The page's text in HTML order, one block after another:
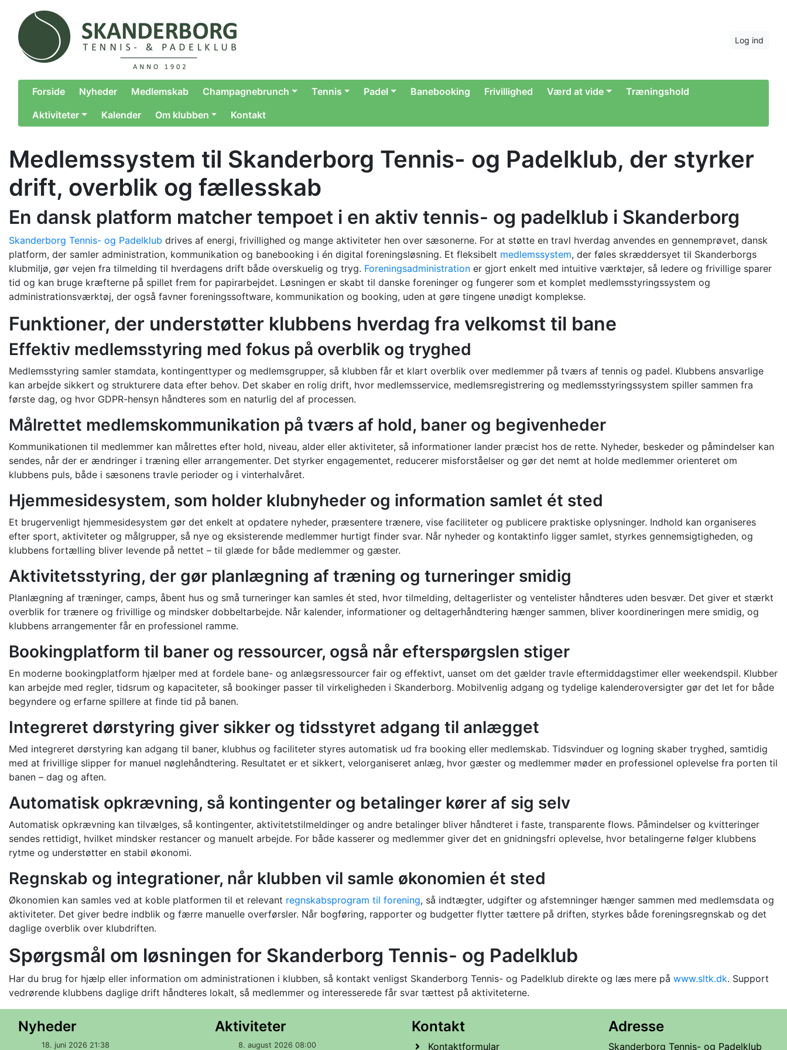
Log ind
Forside Nyheder Medlemskab Champagnebrunch Tennis Padel Banebooking Frivillighed Værd at vide
Træningshold
Aktiviteter
Kalender Om klubben Kontakt
Medlemssystem til Skanderborg Tennis- og Padelklub, der styrker
drift, overblik og fællesskab
En dansk platform matcher tempoet i en aktiv tennis- og padelklub i Skanderborg
Skanderborg Tennis- og Padelklub drives af energi, frivillighed og mange aktiviteter hen over sæsonerne. For at støtte en travl hverdag anvendes en gennemprøvet, dansk
platform, der samler administration, kommunikation og banebooking i én digital foreningsløsning. Et fleksibelt medlemssystem, der føles skræddersyet til Skanderborgs
klubmiljø, gør vejen fra tilmelding til hverdagens drift både overskuelig og tryg. Foreningsadministration er gjort enkelt med intuitive værktøjer, så ledere og frivillige sparer
tid og kan bruge kræfterne på spillet frem for papirarbejdet. Løsningen er skabt til danske foreninger og fungerer som et komplet medlemsstyringssystem og
administrationsværktøj, der også favner foreningssoftware, kommunikation og booking, uden at gøre tingene unødigt komplekse.
Funktioner, der understøtter klubbens hverdag fra velkomst til bane
Effektiv medlemsstyring med fokus på overblik og tryghed
Medlemsstyring samler stamdata, kontingenttyper og medlemsgrupper, så klubben får et klart overblik over medlemmer på tværs af tennis og padel. Klubbens ansvarlige
kan arbejde sikkert og strukturere data efter behov. Det skaber en rolig drift, hvor medlemsservice, medlemsregistrering og medlemsstyringssystem spiller sammen fra
første dag, og hvor GDPR-hensyn håndteres som en naturlig del af processen.
Målrettet medlemskommunikation på tværs af hold, baner og begivenheder
Kommunikationen til medlemmer kan målrettes efter hold, niveau, alder eller aktiviteter, så informationer lander præcist hos de rette. Nyheder, beskeder og påmindelser kan
sendes, når der er ændringer i træning eller arrangementer. Det styrker engagementet, reducerer misforståelser og gør det nemt at holde medlemmer orienteret om
klubbens puls, både i sæsonens travle perioder og i vinterhalvåret.
Hjemmesidesystem, som holder klubnyheder og information samlet ét sted
Et brugervenligt hjemmesidesystem gør det enkelt at opdatere nyheder, præsentere trænere, vise faciliteter og publicere praktiske oplysninger. Indhold kan organiseres
efter sport, aktiviteter og målgrupper, så nye og eksisterende medlemmer hurtigt finder svar. Når nyheder og kontaktinfo ligger samlet, styrkes gennemsigtigheden, og
klubbens fortælling bliver levende på nettet – til glæde for både medlemmer og gæster.
Aktivitetsstyring, der gør planlægning af træning og turneringer smidig
Planlægning af træninger, camps, åbent hus og små turneringer kan samles ét sted, hvor tilmelding, deltagerlister og ventelister håndteres uden besvær. Det giver et stærkt
overblik for trænere og frivillige og mindsker dobbeltarbejde. Når kalender, informationer og deltagerhåndtering hænger sammen, bliver koordineringen mere smidig, og
klubbens arrangementer får en professionel ramme.
Bookingplatform til baner og ressourcer, også når efterspørgslen stiger
En moderne bookingplatform hjælper med at fordele bane- og anlægsressourcer fair og effektivt, uanset om det gælder travle eftermiddagstimer eller weekendspil. Klubber
kan arbejde med regler, tidsrum og kapaciteter, så bookinger passer til virkeligheden i Skanderborg. Mobilvenlig adgang og tydelige kalenderoversigter gør det let for både
begyndere og erfarne spillere at finde tid på banen.
Integreret dørstyring giver sikker og tidsstyret adgang til anlægget
Med integreret dørstyring kan adgang til baner, klubhus og faciliteter styres automatisk ud fra booking eller medlemskab. Tidsvinduer og logning skaber tryghed, samtidig
med at frivillige slipper for manuel nøglehåndtering. Resultatet er et sikkert, velorganiseret anlæg, hvor gæster og medlemmer møder en professionel oplevelse fra porten til
banen – dag og aften.
Automatisk opkrævning, så kontingenter og betalinger kører af sig selv
Automatisk opkrævning kan tilvælges, så kontingenter, aktivitetstilmeldinger og andre betalinger bliver håndteret i faste, transparente flows. Påmindelser og kvitteringer
sendes rettidigt, hvilket mindsker restancer og manuelt arbejde. For både kasserer og medlemmer giver det en gnidningsfri oplevelse, hvor betalingerne følger klubbens
rytme og understøtter en stabil økonomi.
Regnskab og integrationer, når klubben vil samle økonomien ét sted
Økonomien kan samles ved at koble platformen til et relevant regnskabsprogram til forening, så indtægter, udgifter og afstemninger hænger sammen med medlemsdata og
aktiviteter. Det giver bedre indblik og færre manuelle overførsler. Når bogføring, rapporter og budgetter flytter tættere på driften, styrkes både foreningsregnskab og det
daglige overblik over klubdriften.
Spørgsmål om løsningen for Skanderborg Tennis- og Padelklub
Har du brug for hjælp eller information om administrationen i klubben, så kontakt venligst Skanderborg Tennis- og Padelklub direkte og læs mere på www.sltk.dk. Support
vedrørende klubbens daglige drift håndteres lokalt, så medlemmer og interesserede får svar tættest på aktiviteterne.
Nyheder
18. juni 2026 21:38
Aktiviteter
8. august 2026 08:00
Kontakt
Kontaktformular
Adresse
Skanderborg Tennis- og Padelklub